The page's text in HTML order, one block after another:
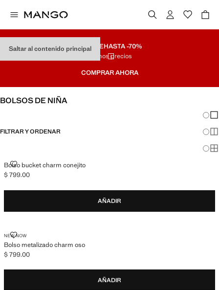
Saltar al contenido principal
REMATEHASTA -70%
Últimos precios
COMPRAR AHORA
BOLSOS DE NIÑA
FILTRAR Y ORDENAR
Bolso bucket charm conejito
BOLSO BUCKET CHARM CONEJITO
Precio actual [$ 799.00 ]
$ 799.00
AÑADIR
NEW NOW
Bolso metalizado charm oso
BOLSO METALIZADO CHARM OSO
Precio actual [$ 799.00 ]
$ 799.00
AÑADIR